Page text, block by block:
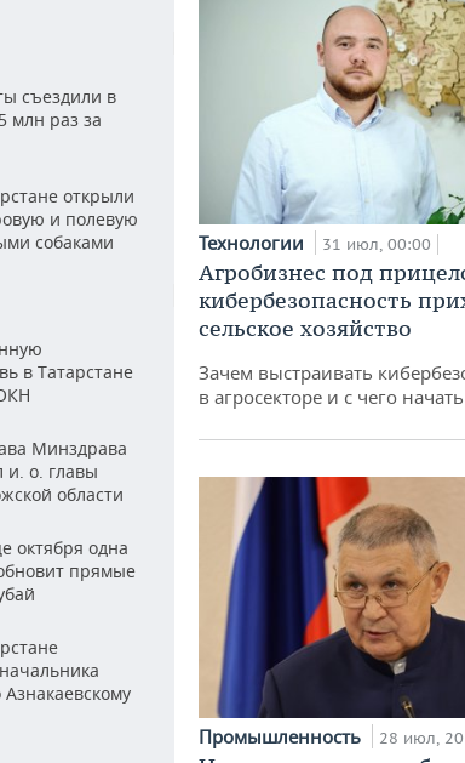
съездили в
млн раз за
открыли
и полевую
собаками
в Татарстане
Минздрава
и. о. главы
области
октября одна
прямые
Технологии 31 июл, 00:00
Агробизнес под
кибербезопасность
сельское хозяйство
Зачем выстраивать
в агросекторе и с чего начать
Промышленность 28 июл,